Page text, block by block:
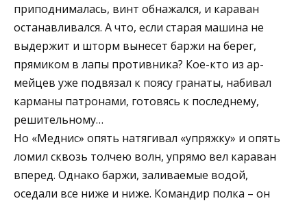
приподнималась, винт обнажался, и караван
останавливался. А что, если старая машина не
выдержит и шторм вынесет баржи на берег,
прямиком в лапы противника? Кое-кто из ар-
мейцев уже подвязал к поясу гранаты, набивал
карманы патронами, готовясь к последнему,
решительному…
Но «Меднис» опять натягивал «упряжку» и опять
ломил сквозь толчею волн, упрямо вел караван
вперед. Однако баржи, заливаемые водой,
оседали все ниже и ниже. Командир полка – он